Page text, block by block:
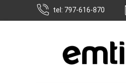
tel: 797-616-870